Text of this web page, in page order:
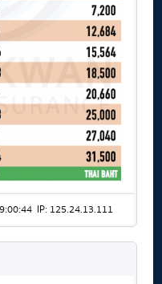
IP: 125.24.13.111